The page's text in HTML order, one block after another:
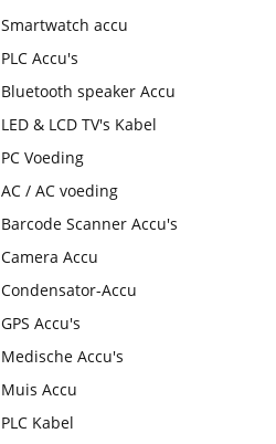
Smartwatch accu
PLC Accu's
Bluetooth speaker Accu
LED & LCD TV's Kabel
PC Voeding
AC / AC voeding
Barcode Scanner Accu's
Camera Accu
Condensator-Accu
GPS Accu's
Medische Accu's
Muis Accu
PLC Kabel